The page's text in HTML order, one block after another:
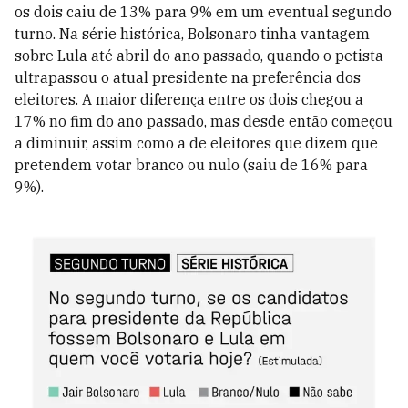
os dois caiu de 13% para 9% em um eventual segundo
turno. Na série histórica, Bolsonaro tinha vantagem
sobre Lula até abril do ano passado, quando o petista
ultrapassou o atual presidente na preferência dos
eleitores. A maior diferença entre os dois chegou a
17% no fim do ano passado, mas desde então começou
a diminuir, assim como a de eleitores que dizem que
pretendem votar branco ou nulo (saiu de 16% para
9%).